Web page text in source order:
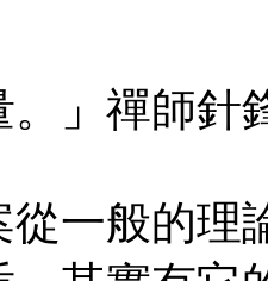
」禪師針
般的理